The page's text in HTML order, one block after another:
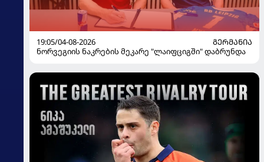
19:05/04-08-2026
ᲒᲔᲠᲛᲐᲜᲘᲐ
ნორვეგიის ნაკრების მეკარე "ლაიფციგში" დაბრუნდა